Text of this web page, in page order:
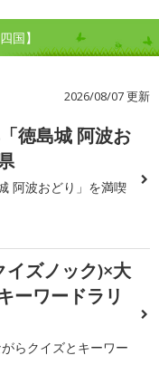
国】
2026/08/07 更新
徳島城 阿波お
阿波おどり」を満喫
ズノック)×大
ーワードラリ
らクイズとキーワー